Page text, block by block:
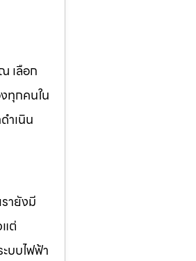
เลือก
ทุกคนใน
ำเนิน
ายังมี
ต่
บบไฟฟ้า